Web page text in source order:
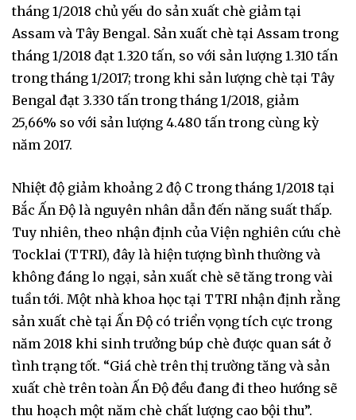
tháng 1/2018 chủ yếu do sản xuất chè giảm tại
Assam và Tây Bengal. Sản xuất chè tại Assam trong
tháng 1/2018 đạt 1.320 tấn, so với sản lượng 1.310 tấn
trong tháng 1/2017; trong khi sản lượng chè tại Tây
Bengal đạt 3.330 tấn trong tháng 1/2018, giảm
25,66% so với sản lượng 4.480 tấn trong cùng kỳ
năm 2017.
Nhiệt độ giảm khoảng 2 độ C trong tháng 1/2018 tại
Bắc Ấn Độ là nguyên nhân dẫn đến năng suất thấp.
Tuy nhiên, theo nhận định của Viện nghiên cứu chè
Tocklai (TTRI), đây là hiện tượng bình thường và
không đáng lo ngại, sản xuất chè sẽ tăng trong vài
tuần tới. Một nhà khoa học tại TTRI nhận định rằng
sản xuất chè tại Ấn Độ có triển vọng tích cực trong
năm 2018 khi sinh trưởng búp chè được quan sát ở
tình trạng tốt. “Giá chè trên thị trường tăng và sản
xuất chè trên toàn Ấn Độ đều đang đi theo hướng sẽ
thu hoạch một năm chè chất lượng cao bội thu”.